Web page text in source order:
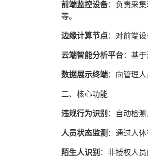
前端监控设备：负责采
等。
边缘计算节点：对前端
云端智能分析平台：基
数据展示终端：向管理
二、核心功能
违规行为识别 ：自动检
人员状态监测 ：通过人
陌生人识别 ：非授权人